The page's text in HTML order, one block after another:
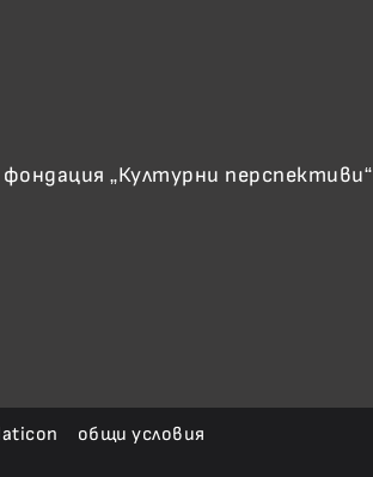
„Културни перспективи“
oбщи условия